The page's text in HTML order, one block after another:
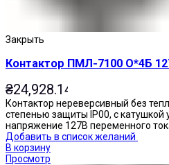
Закрыть
Контактор ПМЛ-7100 О*4Б
₴24,928.14
Контактор нереверсивный без
степенью защиты IP00, с
напряжение 127В переменного
Добавить в список желаний
В корзину
Просмотр